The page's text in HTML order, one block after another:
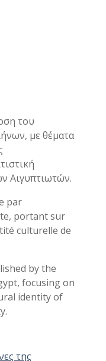
του
με θέματα
Αιγυπτιωτών.
par
portant sur
culturelle de
by the
focusing on
identity of
της